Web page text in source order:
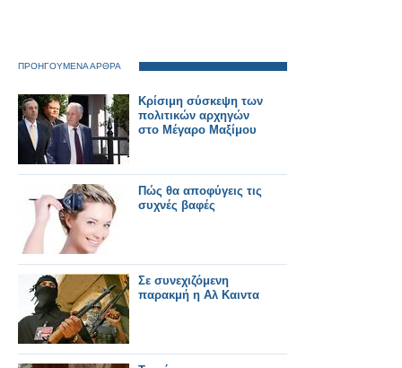
ΠΡΟΗΓΟΥΜΕΝΑ ΑΡΘΡΑ
Κρίσιμη σύσκεψη των
πολιτικών αρχηγών
στο Μέγαρο Μαξίμου
Πώς θα αποφύγεις τις
συχνές βαφές
Σε συνεχιζόμενη
παρακμή η Αλ Καιντα